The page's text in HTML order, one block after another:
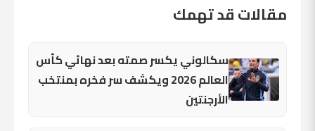
مقالات قد تهمك
سكالوني يكسر صمته بعد نهائي كأس
العالم 2026 ويكشف سر فخره بمنتخب
الأرجنتين